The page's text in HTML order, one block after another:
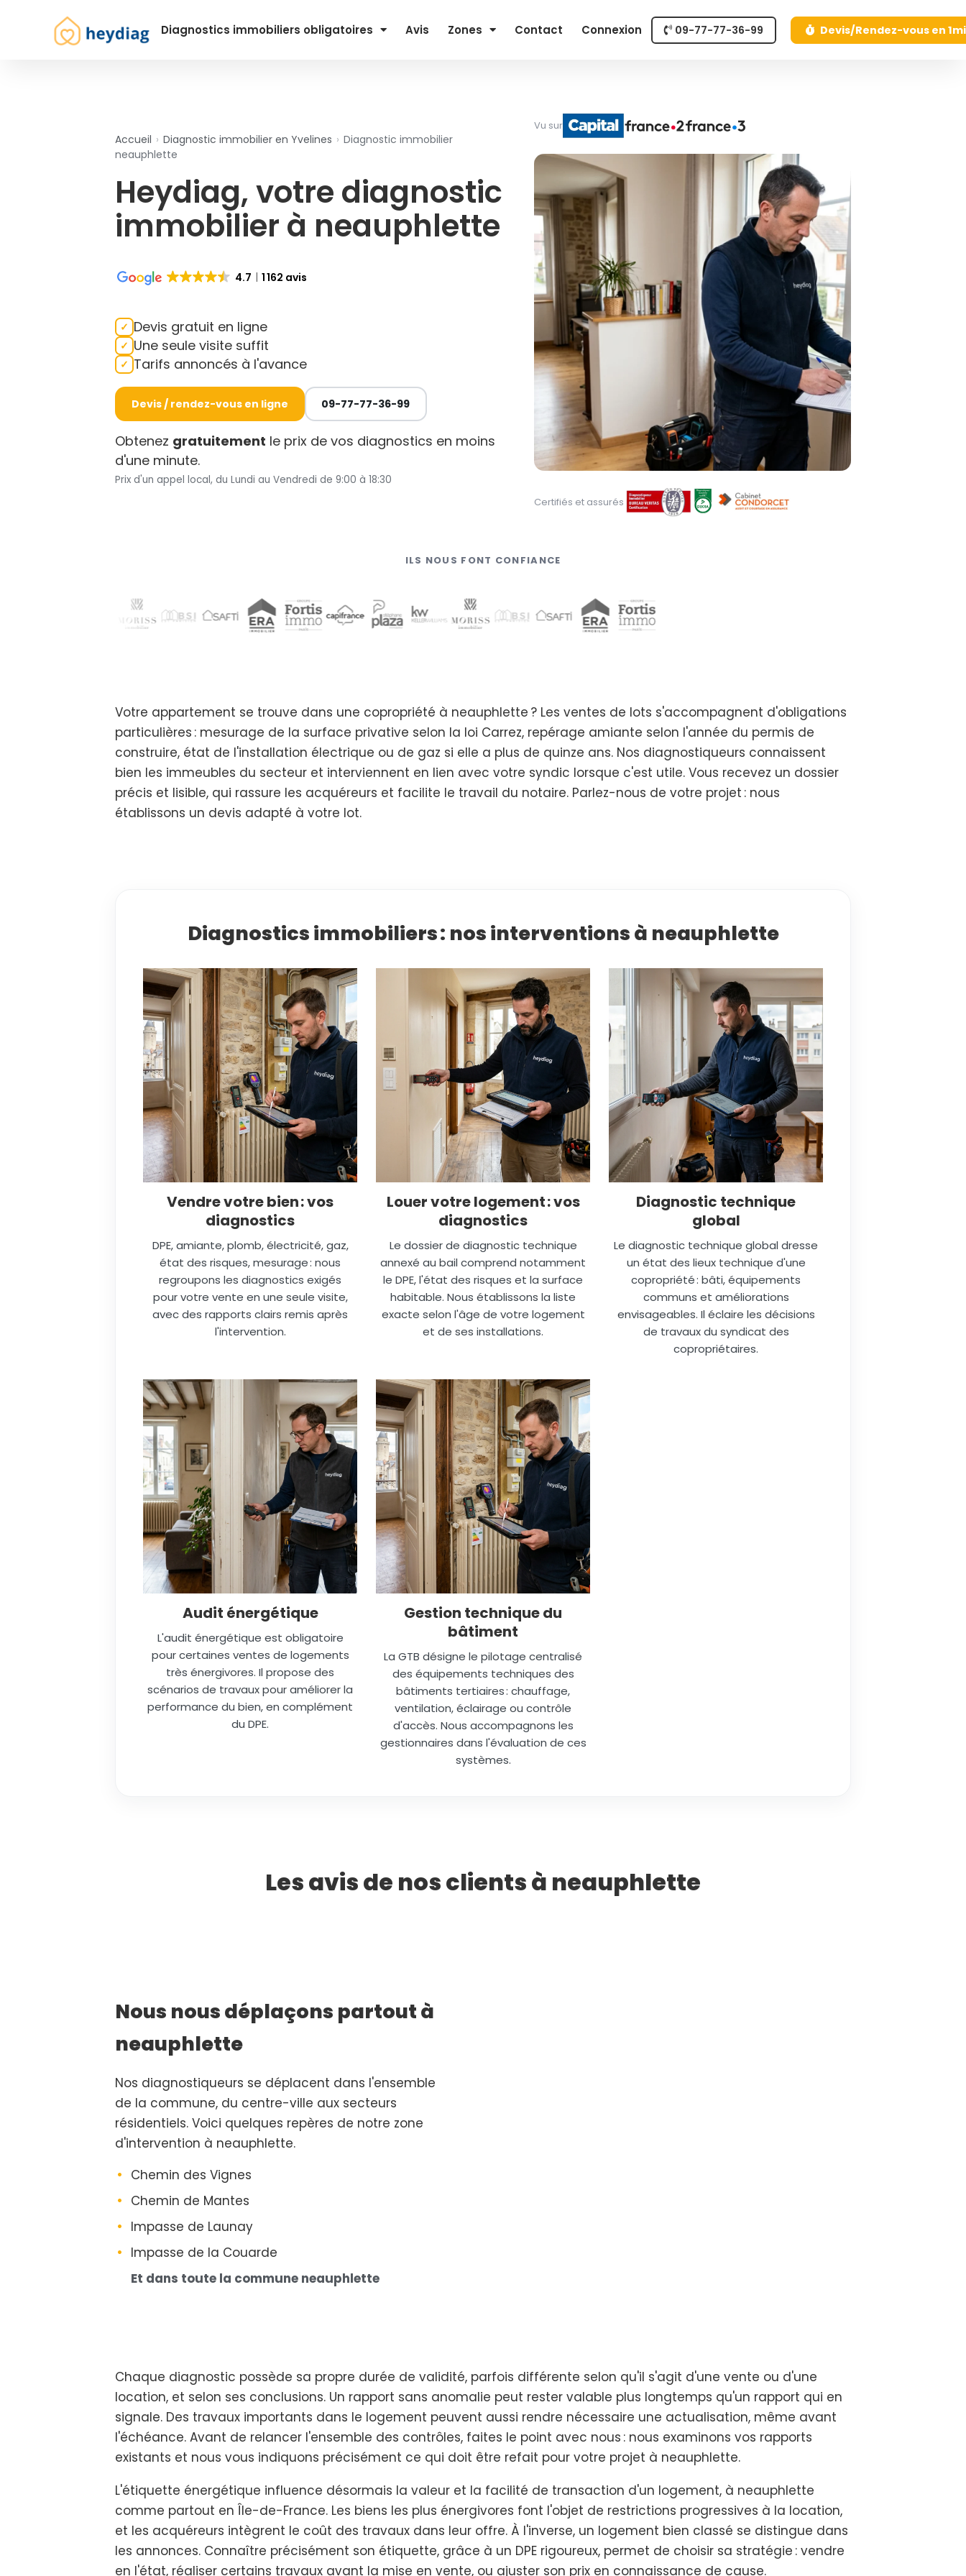
Diagnostics immobiliers obligatoires Avis Zones Contact Connexion 09-77-77-36-99 Devis/Rendez-vous en
Accueil › Diagnostic immobilier en Yvelines › Diagnostic immobilier
neauphlette
Heydiag, votre diagnostic
immobilier à neauphlette
4.7 1 162 avis
Devis gratuit en ligne
Une seule visite suffit
Tarifs annoncés à l'avance
Devis / rendez-vous en ligne 09-77-77-36-99
Obtenez gratuitement le prix de vos diagnostics en moins
d'une minute.
Prix d'un appel local, du Lundi au Vendredi de 9:00 à 18:30
Vu sur
Certifiés et assurés
ILS NOUS FONT CONFIANCE
Votre appartement se trouve dans une copropriété à neauphlette ? Les ventes de lots s'accompagnent d'obligations
particulières : mesurage de la surface privative selon la loi Carrez, repérage amiante selon l'année du permis de
construire, état de l'installation électrique ou de gaz si elle a plus de quinze ans. Nos diagnostiqueurs connaissent
bien les immeubles du secteur et interviennent en lien avec votre syndic lorsque c'est utile. Vous recevez un dossier
précis et lisible, qui rassure les acquéreurs et facilite le travail du notaire. Parlez-nous de votre projet : nous
établissons un devis adapté à votre lot.
Diagnostics immobiliers : nos interventions à neauphlette
Vendre votre bien : vos
diagnostics
DPE, amiante, plomb, électricité, gaz,
état des risques, mesurage : nous
regroupons les diagnostics exigés
pour votre vente en une seule visite,
avec des rapports clairs remis après
l'intervention.
Louer votre logement : vos
diagnostics
Le dossier de diagnostic technique
annexé au bail comprend notamment
le DPE, l'état des risques et la surface
habitable. Nous établissons la liste
exacte selon l'âge de votre logement
et de ses installations.
Diagnostic technique
global
Le diagnostic technique global dresse
un état des lieux technique d'une
copropriété : bâti, équipements
communs et améliorations
envisageables. Il éclaire les décisions
de travaux du syndicat des
copropriétaires.
Audit énergétique
L'audit énergétique est obligatoire
pour certaines ventes de logements
très énergivores. Il propose des
scénarios de travaux pour améliorer la
performance du bien, en complément
du DPE.
Gestion technique du
bâtiment
La GTB désigne le pilotage centralisé
des équipements techniques des
bâtiments tertiaires : chauffage,
ventilation, éclairage ou contrôle
d'accès. Nous accompagnons les
gestionnaires dans l'évaluation de ces
systèmes.
Les avis de nos clients à neauphlette
Nous nous déplaçons partout à
neauphlette
Nos diagnostiqueurs se déplacent dans l'ensemble
de la commune, du centre-ville aux secteurs
résidentiels. Voici quelques repères de notre zone
d'intervention à neauphlette.
Chemin des Vignes
Chemin de Mantes
Impasse de Launay
Impasse de la Couarde
Et dans toute la commune neauphlette
Chaque diagnostic possède sa propre durée de validité, parfois différente selon qu'il s'agit d'une vente ou d'une
location, et selon ses conclusions. Un rapport sans anomalie peut rester valable plus longtemps qu'un rapport qui en
signale. Des travaux importants dans le logement peuvent aussi rendre nécessaire une actualisation, même avant
l'échéance. Avant de relancer l'ensemble des contrôles, faites le point avec nous : nous examinons vos rapports
existants et nous vous indiquons précisément ce qui doit être refait pour votre projet à neauphlette.
L'étiquette énergétique influence désormais la valeur et la facilité de transaction d'un logement, à neauphlette
comme partout en Île-de-France. Les biens les plus énergivores font l'objet de restrictions progressives à la location,
et les acquéreurs intègrent le coût des travaux dans leur offre. À l'inverse, un logement bien classé se distingue dans
les annonces. Connaître précisément son étiquette, grâce à un DPE rigoureux, permet de choisir sa stratégie : vendre
en l'état, réaliser certains travaux avant la mise en vente, ou ajuster son prix en connaissance de cause.